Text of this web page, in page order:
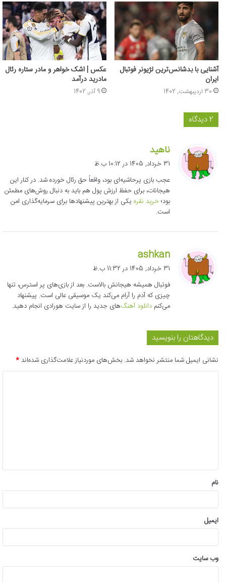
آشنایی با بدشانس‌ترین لژیونر فوتبال
ایران
30 اردیبهشت, 1402
عکس | اشک خواهر و مادر ستاره رئال
مادرید درآمد
9 آذر, 1402
2 دیدگاه
ناهید
:
31 خرداد, 1405 در 10:12 ب.ظ
عجب بازی پرحاشیه‌ای بود، واقعاً حق رئال خورده شد. در کنار این
هیجانات، برای حفظ ارزش پول هم باید به دنبال روش‌های مطمئن
بود؛خرید نقره یکی از بهترین پیشنهادها برای سرمایه‌گذاری امن
است.
ashkan
ف
:
31 خرداد, 1405 در 11:32 ب.ظ
فوتبال همیشه هیجانش بالاست. بعد از بازی‌های پر استرس، تنها
چیزی که آدم را آرام می‌کند یک موسیقی عالی است. پیشنهاد
می‌کنم دانلود آهنگ‌های جدید را از سایت هورادی انجام دهید.
دیدگاهتان را بنویسید
نشانی ایمیل شما منتشر نخواهد شد. بخش‌های موردنیاز علامت‌گذاری شده‌اند*
*
نام
ایمیل
وب‌ سایت